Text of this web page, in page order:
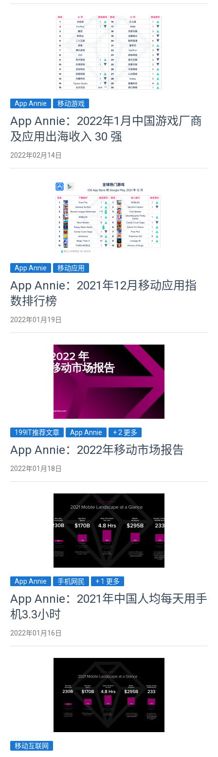
App Annie 移动游戏
App Annie：2022年1月中国游戏厂商
及应用出海收入 30 强
2022年02月14日
App Annie 移动应用
App Annie：2021年12月移动应用指
数排行榜
2022年01月19日
199IT推荐文章 App Annie + 2 更多
App Annie：2022年移动市场报告
2022年01月18日
App Annie 手机网民 + 1 更多
App Annie：2021年中国人均每天用手
机3.3小时
2022年01月16日
移动互联网